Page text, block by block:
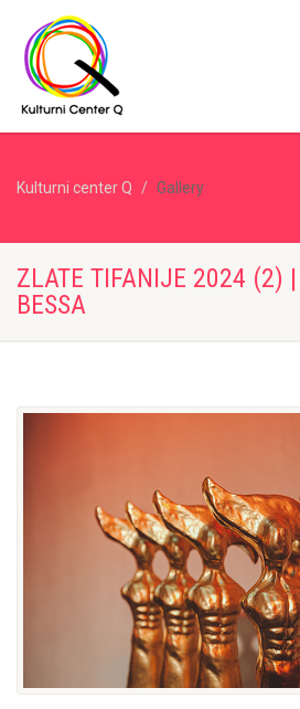
Kulturni center Q Gallery
ZLATE TIFANIJE 2024 (2) |
BESSA